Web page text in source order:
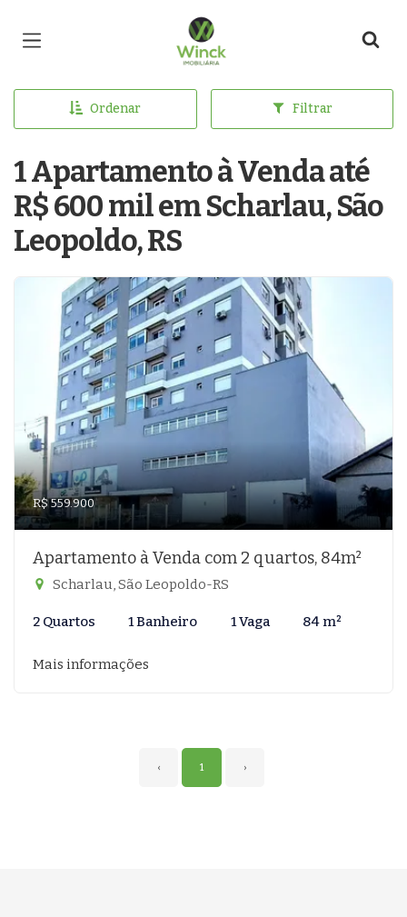
Página inicial
Ordenar Filtrar
1 Apartamento à Venda até
R$ 600 mil em Scharlau, São
Leopoldo, RS
R$ 559.900
Apartamento à Venda com 2 quartos, 84m²
Scharlau, São Leopoldo-RS
2 Quartos 1 Banheiro 1 Vaga 84 m²
Mais informações
‹ 1 ›